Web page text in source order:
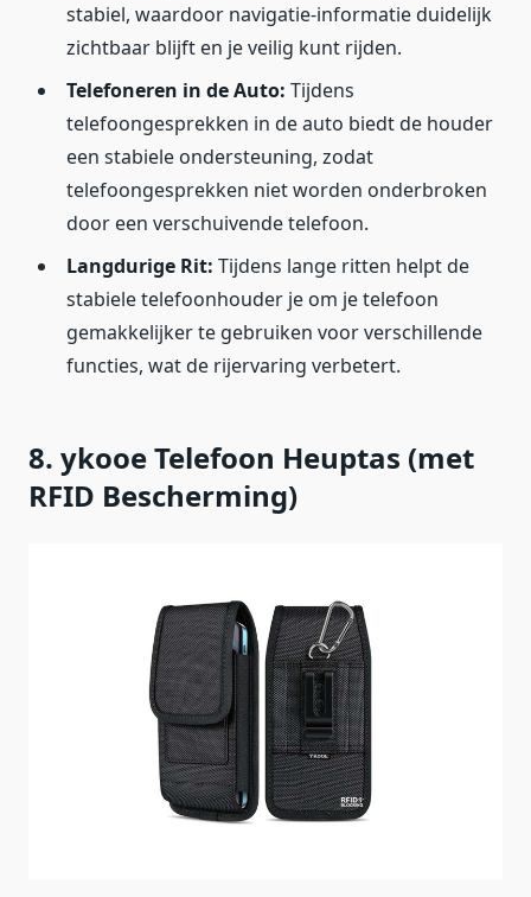
stabiel, waardoor navigatie-informatie duidelijk
zichtbaar blijft en je veilig kunt rijden.
Telefoneren in de Auto: Tijdens
telefoongesprekken in de auto biedt de houder
een stabiele ondersteuning, zodat
telefoongesprekken niet worden onderbroken
door een verschuivende telefoon.
Langdurige Rit: Tijdens lange ritten helpt de
stabiele telefoonhouder je om je telefoon
gemakkelijker te gebruiken voor verschillende
functies, wat de rijervaring verbetert.
8. ykooe Telefoon Heuptas (met
RFID Bescherming)